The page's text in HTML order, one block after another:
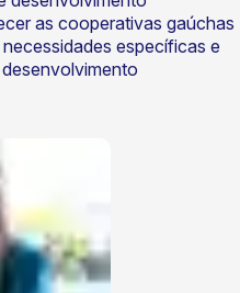
as cooperativas gaúchas
específicas e